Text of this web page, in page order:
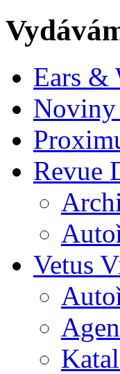
Ears &
Revue
Vetus